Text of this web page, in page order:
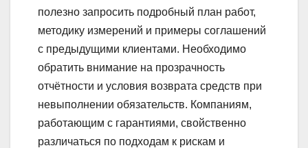
полезно запросить подробный план работ,
методику измерений и примеры соглашений
с предыдущими клиентами. Необходимо
обратить внимание на прозрачность
отчётности и условия возврата средств при
невыполнении обязательств. Компаниям,
работающим с гарантиями, свойственно
различаться по подходам к рискам и